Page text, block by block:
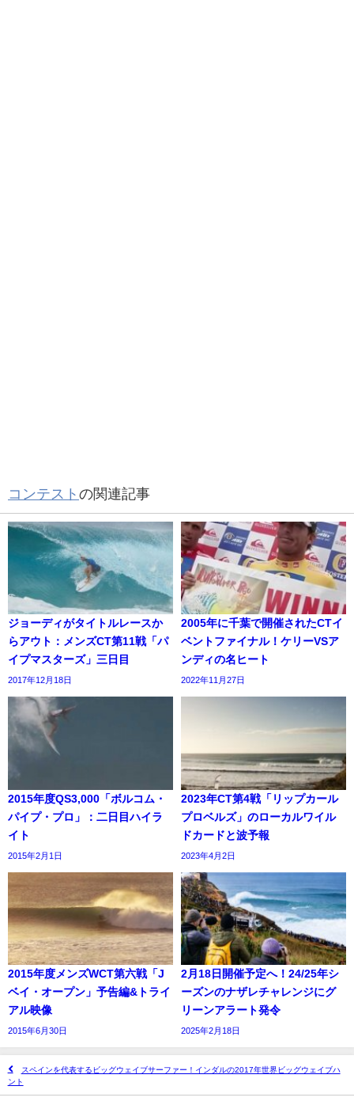
コンテスト の関連記事
ジョーディがタイトルレースか
らアウト：メンズCT第11戦「パ
イプマスターズ」三日目
2017年12月18日
2005年に千葉で開催されたCTイ
ベントファイナル！ケリーVSア
ンディの名ヒート
2022年11月27日
2015年度QS3,000「ボルコム・
パイプ・プロ」：二日目ハイラ
イト
2015年2月1日
2023年CT第4戦「リップカール
プロベルズ」のローカルワイル
ドカードと波予報
2023年4月2日
2015年度メンズWCT第六戦「J
ベイ・オープン」予告編&トライ
アル映像
2015年6月30日
2月18日開催予定へ！24/25年シ
ーズンのナザレチャレンジにグ
リーンアラート発令
2025年2月18日
スペインを代表するビッグウェイブサーファー！インダルの2017年世界ビッグウェイブハ
ント